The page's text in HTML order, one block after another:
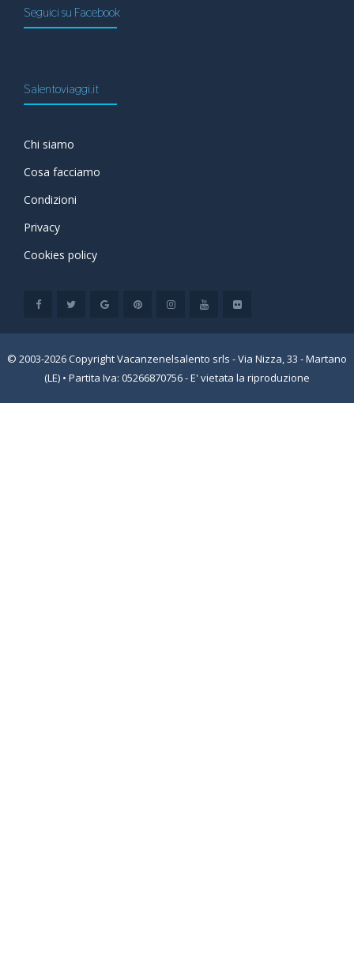
Seguici su Facebook
Salentoviaggi.it
Chi siamo
Cosa facciamo
Condizioni
Privacy
Cookies policy
© 2003-2026 Copyright Vacanzenelsalento srls - Via Nizza, 33 - Martano
(LE) • Partita Iva: 05266870756 - E' vietata la riproduzione